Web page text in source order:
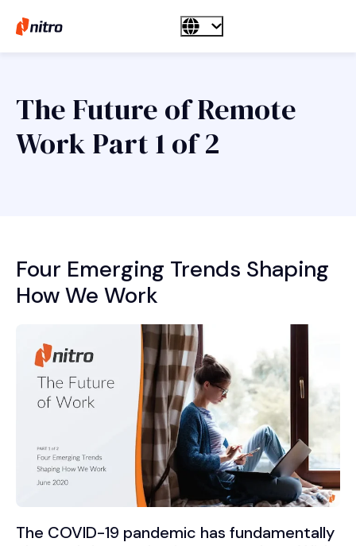
The Future of Remote
Work Part 1 of 2
Four Emerging Trends Shaping
How We Work
The COVID-19 pandemic has fundamentally